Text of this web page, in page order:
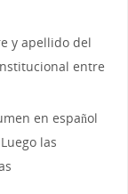
y apellido del
entre
en español
las